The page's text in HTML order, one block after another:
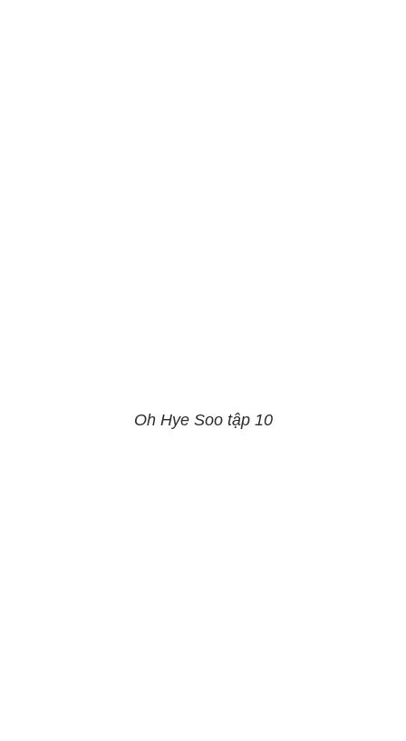
Oh Hye Soo tập 10